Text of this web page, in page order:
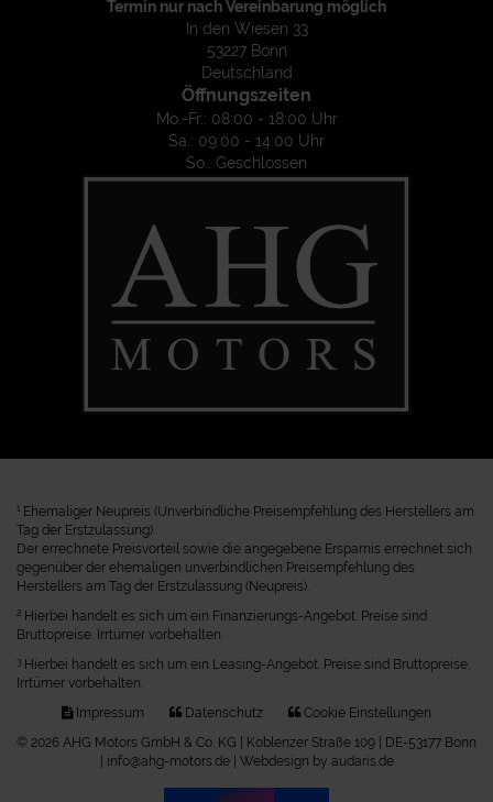
Termin nur nach Vereinbarung möglich
In den Wiesen 33
53227 Bonn
Deutschland
Öffnungszeiten
Mo.-Fr.: 08:00 - 18:00 Uhr
Sa.: 09:00 - 14:00 Uhr
So.: Geschlossen
1
Ehemaliger Neupreis (Unverbindliche Preisempfehlung des Herstellers am
Tag der Erstzulassung).
Der errechnete Preisvorteil sowie die angegebene Ersparnis errechnet sich
gegenüber der ehemaligen unverbindlichen Preisempfehlung des
Herstellers am Tag der Erstzulassung (Neupreis).
2 Hierbei handelt es sich um ein Finanzierungs-Angebot. Preise sind
Bruttopreise. Irrtümer vorbehalten.
3 Hierbei handelt es sich um ein Leasing-Angebot. Preise sind Bruttopreise.
Irrtümer vorbehalten.
Impressum
Datenschutz
Cookie Einstellungen
© 2026 AHG Motors GmbH & Co. KG | Koblenzer Straße 109 | DE-53177 Bonn
| info@ahg-motors.de | Webdesign by audaris.de